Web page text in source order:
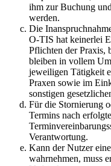
ihm zur Buchung
werden.
Die
O-TIS hat keinerlei
Pflichten der Praxis,
bleiben in vollem
jeweiligen Tätigkeit
Praxen sowie im
sonstigen
Für die Stornierung
Termins nach
Verantwortung.
Kann der Nutzer
wahrnehmen, muss